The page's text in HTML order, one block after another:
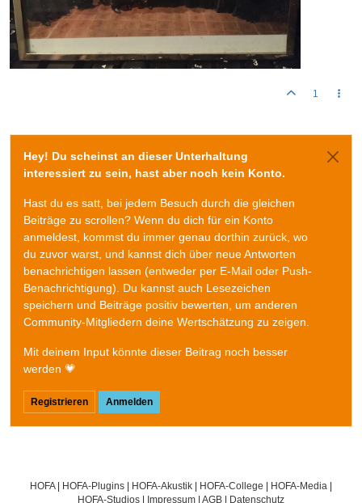
1
Hey! Du scheinst an dieser Unterhaltung
interessiert zu sein, hast aber noch kein Konto.
Hast du es satt, bei jedem Besuch durch die gleichen
Beiträge zu scrollen? Wenn du dich für ein Konto
anmeldest, kommst du immer genau dorthin zurück, wo
du zuvor warst, und kannst dich über neue Antworten
benachrichtigen lassen (entweder per E-Mail oder Push-
Benachrichtigung). Du kannst auch Lesezeichen
speichern und Beiträge positiv bewerten, um anderen
Community-Mitgliedern deine Wertschätzung zu zeigen.
Mit deinem Input könnte dieser Beitrag noch besser
werden 💗
Registrieren Anmelden
HOFA| HOFA-Plugins | HOFA-Akustik | HOFA-College | HOFA-Media |
HOFA-Studios | Impressum | AGB | Datenschutz